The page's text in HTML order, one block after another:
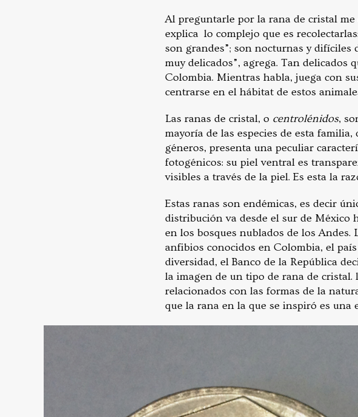
Al preguntarle por la rana de cristal
explica lo complejo que es
son grandes”; son nocturnas y difíciles
muy delicados”, agrega. Tan
Colombia. Mientras habla, juega con
centrarse en el hábitat de estos
Las ranas de cristal, o centrolénidos,
mayoría de las especies de esta
géneros, presenta una peculiar
fotogénicos: su piel ventral es
visibles a través de la piel. Es esta la
Estas ranas son endémicas, es decir
distribución va desde el sur de México
en los bosques nublados de los Andes.
anfibios conocidos en Colombia, el
diversidad, el Banco de la República
la imagen de un tipo de rana de
relacionados con las formas de la
que la rana en la que se inspiró es una